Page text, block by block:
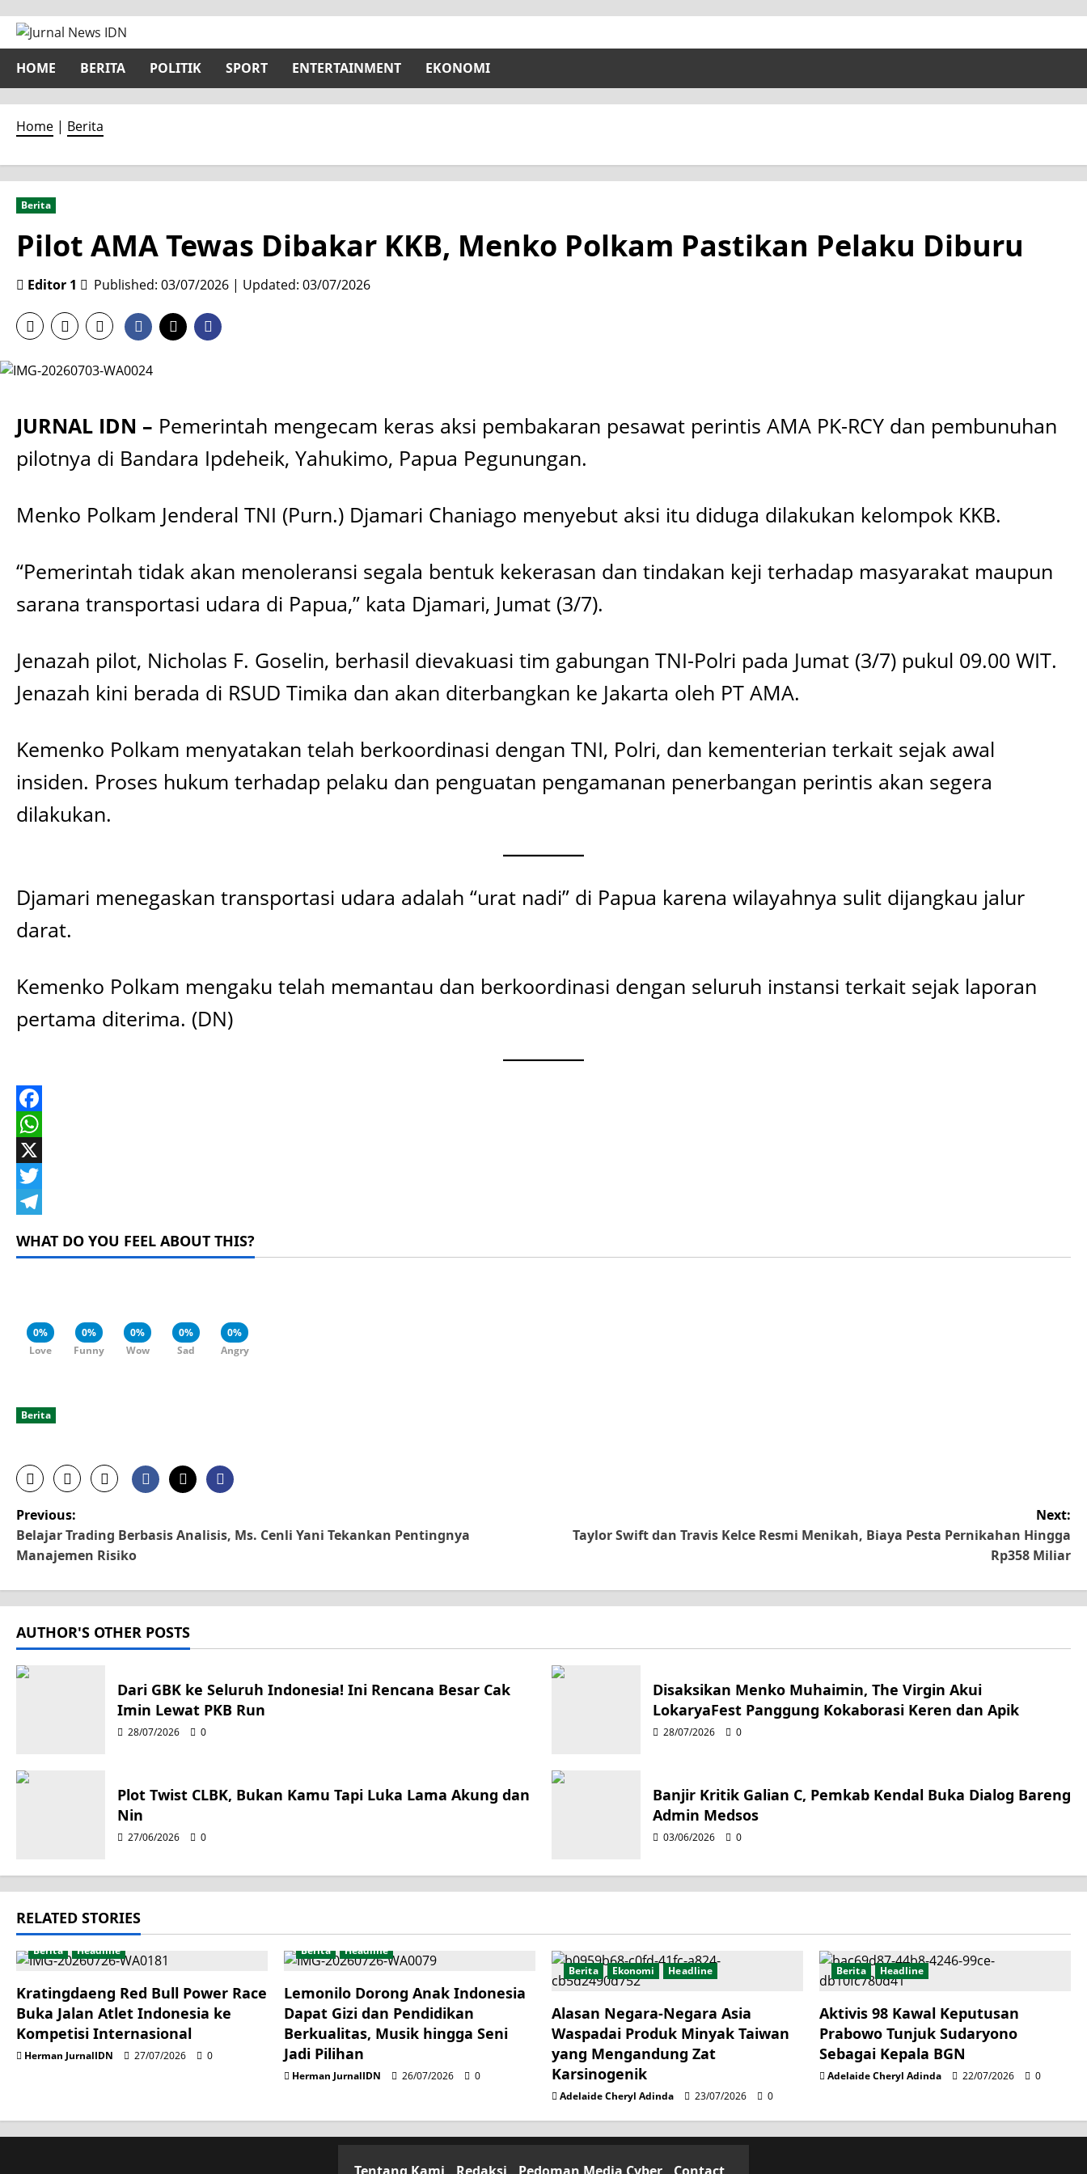
Skip
to
content
HOME BERITA POLITIK SPORT ENTERTAINMENT EKONOMI
Home | Berita
Berita
Pilot AMA Tewas Dibakar KKB, Menko Polkam Pastikan Pelaku Diburu
Editor 1 Published: 03/07/2026 | Updated: 03/07/2026
JURNAL IDN – Pemerintah mengecam keras aksi pembakaran pesawat perintis AMA PK-RCY dan pembunuhan
pilotnya di Bandara Ipdeheik, Yahukimo, Papua Pegunungan.
Menko Polkam Jenderal TNI (Purn.) Djamari Chaniago menyebut aksi itu diduga dilakukan kelompok KKB.
“Pemerintah tidak akan menoleransi segala bentuk kekerasan dan tindakan keji terhadap masyarakat maupun
sarana transportasi udara di Papua,” kata Djamari, Jumat (3/7).
Jenazah pilot, Nicholas F. Goselin, berhasil dievakuasi tim gabungan TNI-Polri pada Jumat (3/7) pukul 09.00 WIT.
Jenazah kini berada di RSUD Timika dan akan diterbangkan ke Jakarta oleh PT AMA.
Kemenko Polkam menyatakan telah berkoordinasi dengan TNI, Polri, dan kementerian terkait sejak awal
insiden. Proses hukum terhadap pelaku dan penguatan pengamanan penerbangan perintis akan segera
dilakukan.
Djamari menegaskan transportasi udara adalah “urat nadi” di Papua karena wilayahnya sulit dijangkau jalur
darat.
Kemenko Polkam mengaku telah memantau dan berkoordinasi dengan seluruh instansi terkait sejak laporan
pertama diterima. (DN)
Facebook
WhatsApp
X
Twitter
WHAT DO YOU FEEL ABOUT THIS?
0%
Love
0%
Funny
0%
Wow
0%
Sad
0%
Angry
Berita
P
o
s
t
n
g
i
o
n
Previous:
Belajar Trading Berbasis Analisis, Ms. Cenli Yani Tekankan Pentingnya
Manajemen Risiko
Next:
Taylor Swift dan Travis Kelce Resmi Menikah, Biaya Pesta Pernikahan Hingga
Rp358 Miliar
AUTHOR'S OTHER POSTS
Dari GBK ke Seluruh Indonesia! Ini Rencana Besar Cak
Imin Lewat PKB Run
28/07/2026 0
Disaksikan Menko Muhaimin, The Virgin Akui
LokaryaFest Panggung Kokaborasi Keren dan Apik
28/07/2026 0
Plot Twist CLBK, Bukan Kamu Tapi Luka Lama Akung dan
Nin
27/06/2026 0
Banjir Kritik Galian C, Pemkab Kendal Buka Dialog Bareng
Admin Medsos
03/06/2026 0
RELATED STORIES
Berita Headline
Kratingdaeng Red Bull Power Race
Buka Jalan Atlet Indonesia ke
Kompetisi Internasional
Herman JurnalIDN 27/07/2026 0
Berita Headline
Lemonilo Dorong Anak Indonesia
Dapat Gizi dan Pendidikan
Berkualitas, Musik hingga Seni
Jadi Pilihan
Herman JurnalIDN 26/07/2026 0
Berita Ekonomi Headline
Alasan Negara-Negara Asia
Waspadai Produk Minyak Taiwan
yang Mengandung Zat
Karsinogenik
Adelaide Cheryl Adinda 23/07/2026 0
Berita Headline
Aktivis 98 Kawal Keputusan
Prabowo Tunjuk Sudaryono
Sebagai Kepala BGN
Adelaide Cheryl Adinda 22/07/2026 0